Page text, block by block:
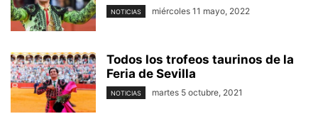
NOTICIAS miércoles 11 mayo, 2022
Todos los trofeos taurinos de la
Feria de Sevilla
NOTICIAS martes 5 octubre, 2021